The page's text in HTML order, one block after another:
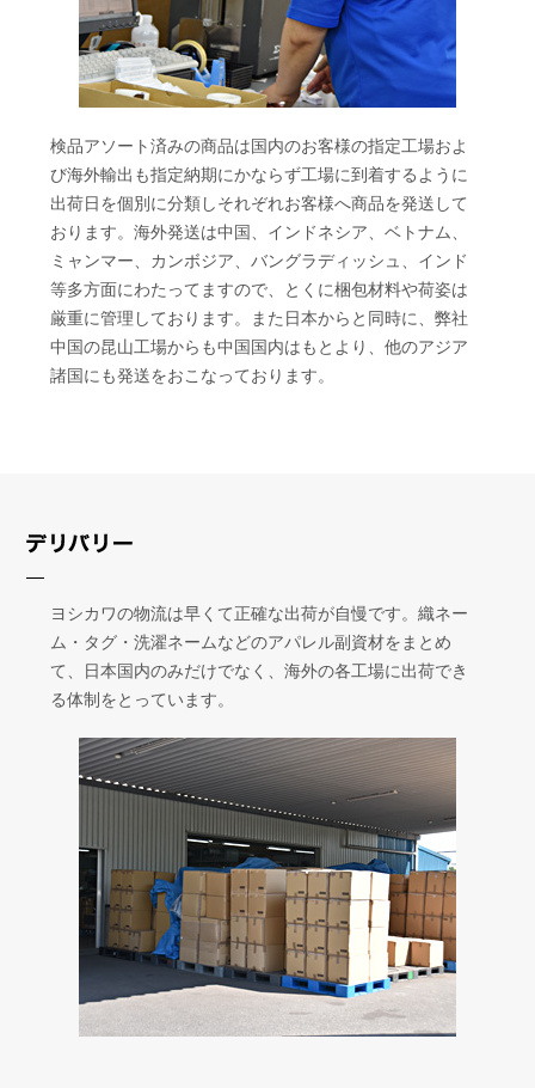
検品アソート済みの商品は国内のお客様の指定工場およ
び海外輸出も指定納期にかならず工場に到着するように
出荷日を個別に分類しそれぞれお客様へ商品を発送して
おります。海外発送は中国、インドネシア、ベトナム、
ミャンマー、カンボジア、バングラディッシュ、インド
等多方面にわたってますので、とくに梱包材料や荷姿は
厳重に管理しております。
また日本からと同時に、弊社
中国の昆山工場からも中国国内はもとより、他のアジア
諸国にも発送をおこなっております。
ヨシカワの物流は早くて正確な出荷が自慢です。織ネー
ム・タグ・洗濯ネームなどのアパレル副資材をまとめ
て、日本国内のみだけでなく、海外の各工場に出荷でき
る体制をとっています。